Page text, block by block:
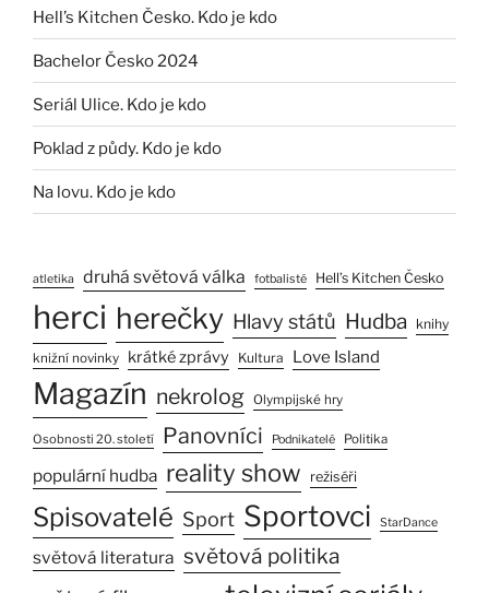
Hell’s Kitchen Česko. Kdo je kdo
Bachelor Česko 2024
Seriál Ulice. Kdo je kdo
Poklad z půdy. Kdo je kdo
Na lovu. Kdo je kdo
atletika druhá světová válka fotbalisté Hell’s Kitchen Česko
herci herečky Hlavy států Hudba knihy
knižní novinky krátké zprávy Kultura Love Island
Magazín nekrolog Olympijské hry
Osobnosti 20. století Panovníci Podnikatelé Politika
populární hudba reality show režiséři
Spisovatelé Sport Sportovci StarDance
světová literatura světová politika